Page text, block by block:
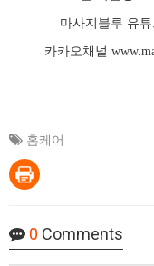
마사지블루 유튜
카카오채널
홈케어
0 Comments